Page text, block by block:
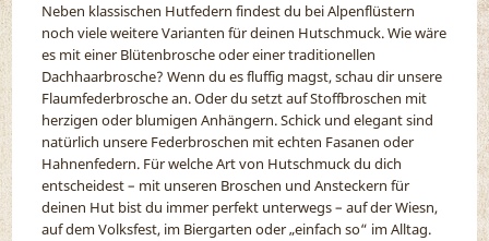
Neben klassischen Hutfedern findest du bei Alpenflüstern
noch viele weitere Varianten für deinen Hutschmuck. Wie wäre
es mit einer Blütenbrosche oder einer traditionellen
Dachhaarbrosche? Wenn du es fluffig magst, schau dir unsere
Flaumfederbrosche an. Oder du setzt auf Stoffbroschen mit
herzigen oder blumigen Anhängern. Schick und elegant sind
natürlich unsere Federbroschen mit echten Fasanen oder
Hahnenfedern. Für welche Art von Hutschmuck du dich
entscheidest – mit unseren Broschen und Ansteckern für
deinen Hut bist du immer perfekt unterwegs – auf der Wiesn,
auf dem Volksfest, im Biergarten oder „einfach so“ im Alltag.